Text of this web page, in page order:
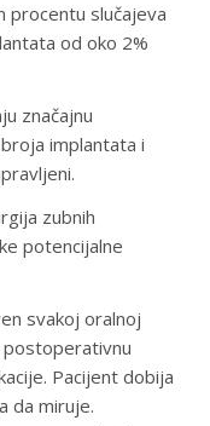
procentu slučajeva
od oko 2%
značajnu
implantata i
zubnih
potencijalne
svakoj oralnoj
postoperativnu
Pacijent dobija
da miruje.